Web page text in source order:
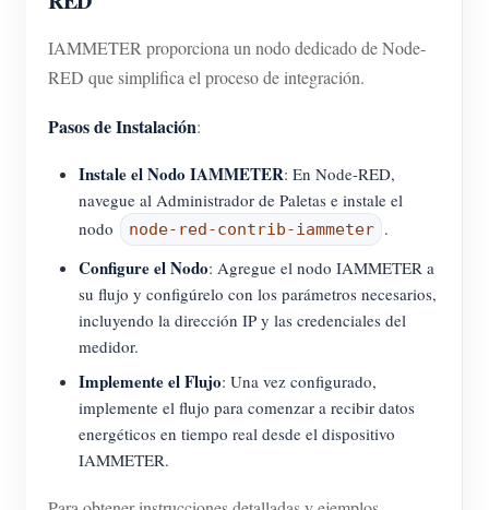
IAMMETER proporciona un nodo dedicado de Node-
RED que simplifica el proceso de integración.
Pasos de Instalación:
Instale el Nodo IAMMETER: En Node-RED,
navegue al Administrador de Paletas e instale el
nodo
node-red-contrib-iammeter .
Configure el Nodo: Agregue el nodo IAMMETER a
su flujo y configúrelo con los parámetros necesarios,
incluyendo la dirección IP y las credenciales del
medidor.
Implemente el Flujo: Una vez configurado,
implemente el flujo para comenzar a recibir datos
energéticos en tiempo real desde el dispositivo
IAMMETER.